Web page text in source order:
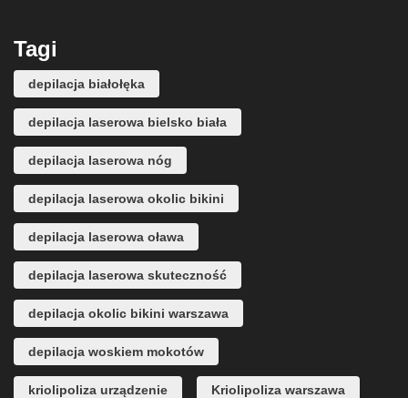
Tagi
depilacja białołęka
depilacja laserowa bielsko biała
depilacja laserowa nóg
depilacja laserowa okolic bikini
depilacja laserowa oława
depilacja laserowa skuteczność
depilacja okolic bikini warszawa
depilacja woskiem mokotów
kriolipoliza urządzenie Kriolipoliza warszawa